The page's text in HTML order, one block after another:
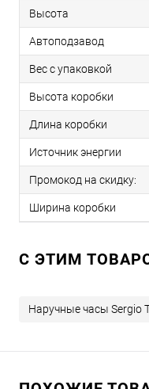
Высота
Автоподзавод
Вес с упаковкой
Высота коробки
Длина коробки
Источник энергии
Промокод на скидку:
Ширина коробки
C ЭТИМ
Наручные часы Sergio